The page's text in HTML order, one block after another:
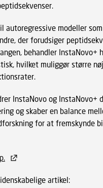
autoregressive modeller som
der forudsiger
behandler InstaNovo+
hvilket muliggør større
InstaNovo og InstaNovo+
og skaber en balance
for at fremskynde
artikel: